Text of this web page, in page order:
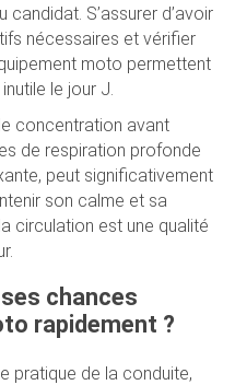
S’assurer d’avoir
nécessaires et vérifier
moto permettent
le jour J.
concentration avant
de respiration profonde
peut significativement
son calme et sa
circulation est une qualité
chances
rapidement ?
pratique de la conduite,